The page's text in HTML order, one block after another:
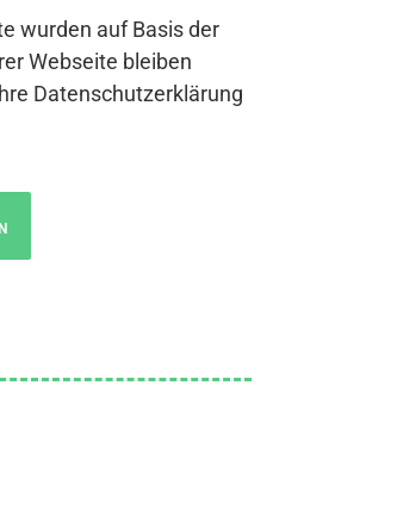
wurden auf Basis der
Webseite bleiben
Datenschutzerklärung